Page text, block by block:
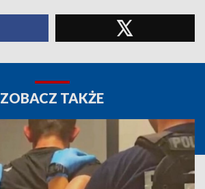
ZOBACZ TAKŻE